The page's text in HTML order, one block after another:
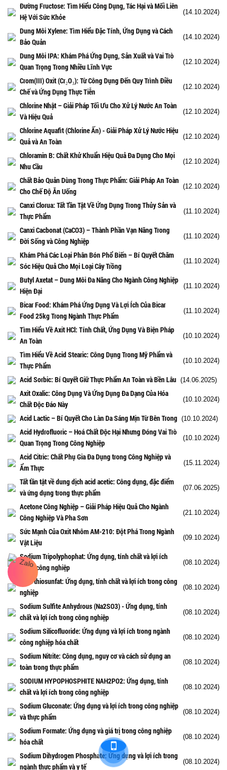
Đường Fructose: Tìm Hiểu Công Dụng, Tác Hại và Mối Liên
Hệ Với Sức Khỏe
(14.10.2024)
Dung Môi Xylene: Tìm Hiểu Đặc Tính, Ứng Dụng và Cách
Bảo Quản
(14.10.2024)
Dung Môi IPA: Khám Phá Ứng Dụng, Sản Xuất và Vai Trò
Quan Trọng Trong Nhiều Lĩnh Vực
(12.10.2024)
Crom(III) Oxit (Cr₂O₃): Từ Công Dụng Đến Quy Trình Điều
Chế và Ứng Dụng Thực Tiễn
(12.10.2024)
Chlorine Nhật – Giải Pháp Tối Ưu Cho Xử Lý Nước An Toàn
Và Hiệu Quả
(12.10.2024)
Chlorine Aquafit (Chlorine Ấn) - Giải Pháp Xử Lý Nước Hiệu
Quả và An Toàn
(12.10.2024)
Chloramin B: Chất Khử Khuẩn Hiệu Quả Đa Dụng Cho Mọi
Nhu Cầu
(12.10.2024)
Chất Bảo Quản Dùng Trong Thực Phẩm: Giải Pháp An Toàn
Cho Chế Độ Ăn Uống
(12.10.2024)
Canxi Clorua: Tất Tần Tật Về Ứng Dụng Trong Thủy Sản và
Thực Phẩm
(11.10.2024)
Canxi Cacbonat (CaCO3) – Thành Phần Vạn Năng Trong
Đời Sống và Công Nghiệp
(11.10.2024)
Khám Phá Các Loại Phân Bón Phổ Biến – Bí Quyết Chăm
Sóc Hiệu Quả Cho Mọi Loại Cây Trồng
(11.10.2024)
Butyl Axetat – Dung Môi Đa Năng Cho Ngành Công Nghiệp
Hiện Đại
(11.10.2024)
Bicar Food: Khám Phá Ứng Dụng Và Lợi Ích Của Bicar
Food 25kg Trong Ngành Thực Phẩm
(11.10.2024)
Tìm Hiểu Về Axit HCl: Tính Chất, Ứng Dụng Và Biện Pháp
An Toàn
(10.10.2024)
Tìm Hiểu Về Acid Stearic: Công Dụng Trong Mỹ Phẩm và
Thực Phẩm
(10.10.2024)
Acid Sorbic: Bí Quyết Giữ Thực Phẩm An Toàn và Bền Lâu (14.06.2025)
Axit Oxalic: Công Dụng Và Ứng Dụng Đa Dạng Của Hóa
Chất Độc Đáo Này
(10.10.2024)
Acid Lactic – Bí Quyết Cho Làn Da Sáng Mịn Từ Bên Trong (10.10.2024)
Acid Hydrofluoric – Hoá Chất Độc Hại Nhưng Đóng Vai Trò
Quan Trọng Trong Công Nghiệp
(10.10.2024)
Acid Citric: Chất Phụ Gia Đa Dụng trong Công Nghiệp và
Ẩm Thực
(15.11.2024)
Tất tần tật về dung dịch acid acetic: Công dụng, đặc điểm
và ứng dụng trong thực phẩm
(07.06.2025)
Acetone Công Nghiệp – Giải Pháp Hiệu Quả Cho Ngành
Công Nghiệp Và Pha Sơn
(21.10.2024)
Sức Mạnh Của Oxit Nhôm AM-210: Đột Phá Trong Ngành
Vật Liệu
(09.10.2024)
Sodium Tripolyphophat: Ứng dụng, tính chất và lợi ích
trong công nghiệp
(08.10.2024)
Natri thiosunfat: Ứng dụng, tính chất và lợi ích trong công
nghiệp
(08.10.2024)
Sodium Sulfite Anhydrous (Na2SO3) - Ứng dụng, tính
chất và lợi ích trong công nghiệp
(08.10.2024)
Sodium Silicofluoride: Ứng dụng và lợi ích trong ngành
công nghiệp hóa chất
(08.10.2024)
Sodium Nitrite: Công dụng, nguy cơ và cách sử dụng an
toàn trong thực phẩm
(08.10.2024)
SODIUM HYPOPHOSPHITE NAH2PO2: Ứng dụng, tính
chất và lợi ích trong công nghiệp
(08.10.2024)
Sodium Gluconate: Ứng dụng và lợi ích trong công nghiệp
và thực phẩm
(08.10.2024)
Sodium Formate: Ứng dụng và giá trị trong công nghiệp
hóa chất
(08.10.2024)
Sodium Dihydrogen Phosphate: Ứng dụng và lợi ích trong
ngành thực phẩm và y tế
(08.10.2024)